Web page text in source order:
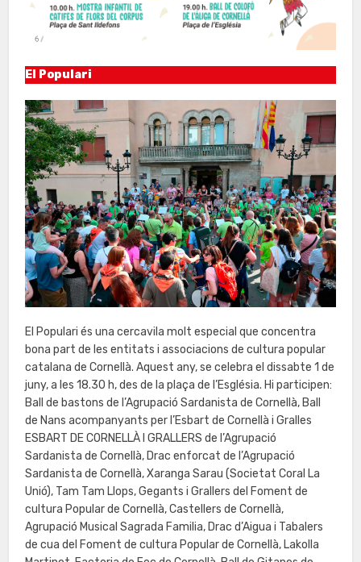
El Populari
El Populari és una cercavila molt especial que concentra
bona part de les entitats i associacions de cultura popular
catalana de Cornellà. Aquest any, se celebra el dissabte 1 de
juny, a les 18.30 h, des de la plaça de l’Església. Hi participen:
Ball de bastons de l’Agrupació Sardanista de Cornellà, Ball
de Nans acompanyants per l’Esbart de Cornellà i Gralles
ESBART DE CORNELLÀ I GRALLERS de l’Agrupació
Sardanista de Cornellà, Drac enforcat de l’Agrupació
Sardanista de Cornellà, Xaranga Sarau (Societat Coral La
Unió), Tam Tam Llops, Gegants i Grallers del Foment de
cultura Popular de Cornellà, Castellers de Cornellà,
Agrupació Musical Sagrada Familia, Drac d’Aigua i Tabalers
de cua del Foment de cultura Popular de Cornellà, Lakolla